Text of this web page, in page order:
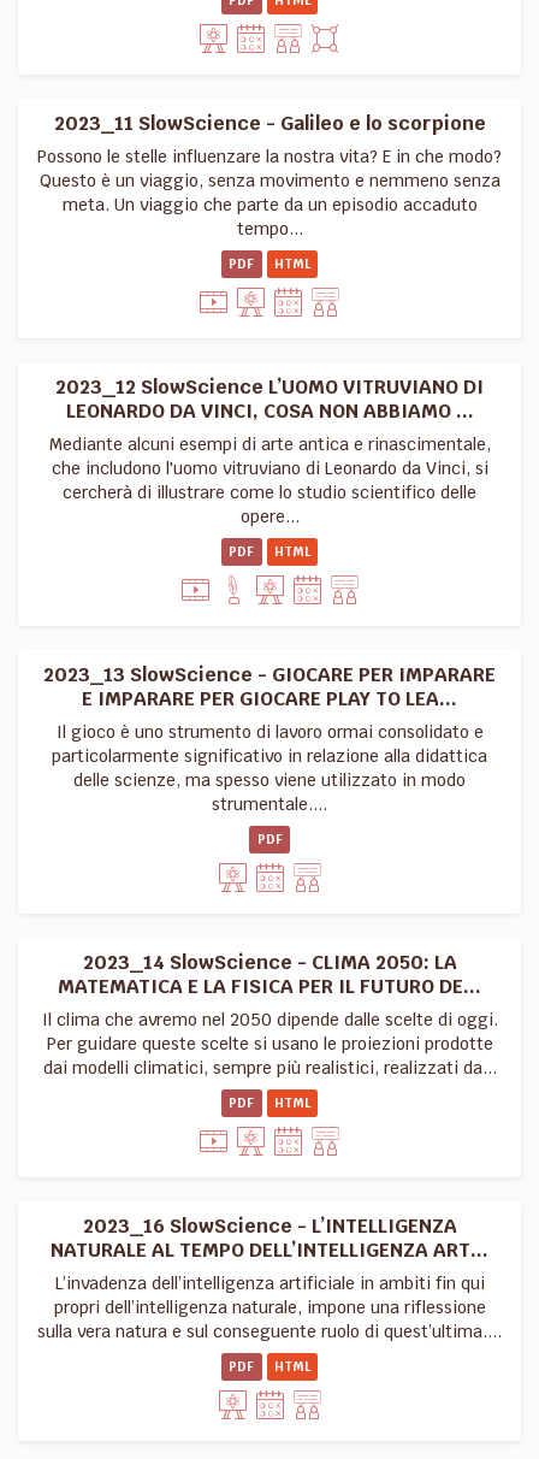
2023_11 SlowScience - Galileo e lo scorpione
Possono le stelle influenzare la nostra vita? E in che modo?
Questo è un viaggio, senza movimento e nemmeno senza
meta. Un viaggio che parte da un episodio accaduto
tempo...
PDF HTML
2023_12 SlowScience L’UOMO VITRUVIANO DI
LEONARDO DA VINCI, COSA NON ABBIAMO ...
Mediante alcuni esempi di arte antica e rinascimentale,
che includono l'uomo vitruviano di Leonardo da Vinci, si
cercherà di illustrare come lo studio scientifico delle
opere...
PDF HTML
2023_13 SlowScience - GIOCARE PER IMPARARE
E IMPARARE PER GIOCARE PLAY TO LEA...
Il gioco è uno strumento di lavoro ormai consolidato e
particolarmente significativo in relazione alla didattica
delle scienze, ma spesso viene utilizzato in modo
strumentale....
PDF
2023_14 SlowScience - CLIMA 2050: LA
MATEMATICA E LA FISICA PER IL FUTURO DE...
Il clima che avremo nel 2050 dipende dalle scelte di oggi.
Per guidare queste scelte si usano le proiezioni prodotte
dai modelli climatici, sempre più realistici, realizzati da...
PDF HTML
2023_16 SlowScience - L’INTELLIGENZA
NATURALE AL TEMPO DELL’INTELLIGENZA ART...
L’invadenza dell’intelligenza artificiale in ambiti fin qui
propri dell’intelligenza naturale, impone una riflessione
sulla vera natura e sul conseguente ruolo di quest’ultima....
PDF HTML